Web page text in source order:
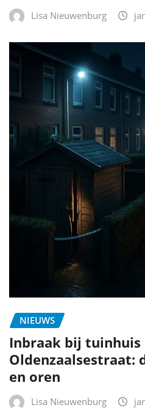
Lisa Nieuwenburg
NIEUWS
Inbraak bij tuinhuis
Oldenzaalsestraat:
en oren
Lisa Nieuwenburg